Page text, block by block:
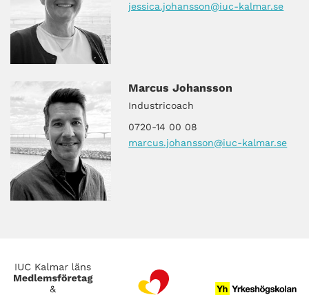
jessica.johansson@iuc-kalmar.se
Marcus Johansson
Industricoach
0720-14 00 08
marcus.johansson@iuc-kalmar.se